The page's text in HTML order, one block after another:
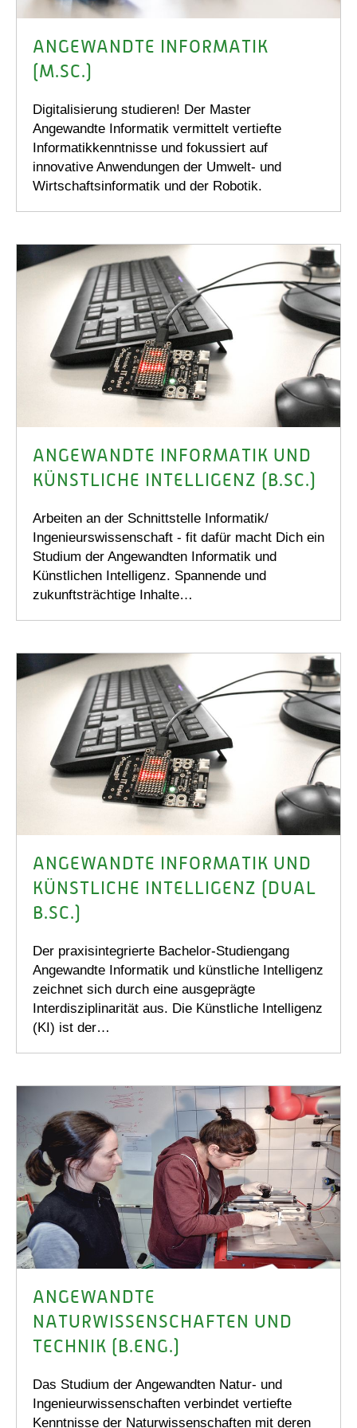
ANGEWANDTE INFORMATIK
(M.SC.)
Digitalisierung studieren! Der Master
Angewandte Informatik vermittelt vertiefte
Informatikkenntnisse und fokussiert auf
innovative Anwendungen der Umwelt- und
Wirtschaftsinformatik und der Robotik.
ANGEWANDTE INFORMATIK UND
KÜNSTLICHE INTELLIGENZ (B.SC.)
Arbeiten an der Schnittstelle Informatik/
Ingenieurswissenschaft - fit dafür macht Dich ein
Studium der Angewandten Informatik und
Künstlichen Intelligenz. Spannende und
zukunftsträchtige Inhalte…
ANGEWANDTE INFORMATIK UND
KÜNSTLICHE INTELLIGENZ (DUAL
B.SC.)
Der praxisintegrierte Bachelor-Studiengang
Angewandte Informatik und künstliche Intelligenz
zeichnet sich durch eine ausgeprägte
Interdisziplinarität aus. Die Künstliche Intelligenz
(KI) ist der…
ANGEWANDTE
NATURWISSENSCHAFTEN UND
TECHNIK (B.ENG.)
Das Studium der Angewandten Natur- und
Ingenieurwissenschaften verbindet vertiefte
Kenntnisse der Naturwissenschaften mit deren